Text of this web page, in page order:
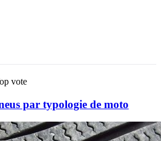
vote
par typologie de moto